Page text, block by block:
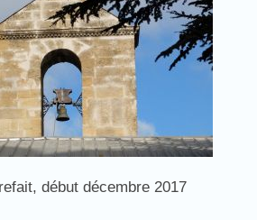
début décembre 2017